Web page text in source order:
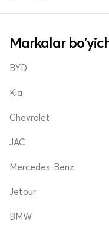
Markalar
BYD
Kia
Chevrolet
JAC
Mercedes-Benz
Jetour
BMW